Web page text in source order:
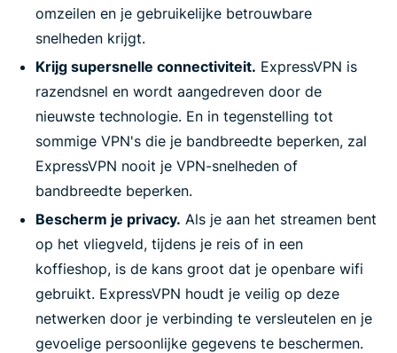
omzeilen en je gebruikelijke betrouwbare
snelheden krijgt.
Krijg supersnelle connectiviteit. ExpressVPN is
razendsnel en wordt aangedreven door de
nieuwste technologie. En in tegenstelling tot
sommige VPN's die je bandbreedte beperken, zal
ExpressVPN nooit je VPN-snelheden of
bandbreedte beperken.
Bescherm je privacy. Als je aan het streamen bent
op het vliegveld, tijdens je reis of in een
koffieshop, is de kans groot dat je openbare wifi
gebruikt. ExpressVPN houdt je veilig op deze
netwerken door je verbinding te versleutelen en je
gevoelige persoonlijke gegevens te beschermen.